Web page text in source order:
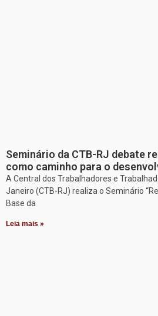
Seminário da CTB-RJ debate
como caminho para o
A Central dos Trabalhadores e
Janeiro (CTB-RJ) realiza o Seminário
Base da
Leia mais »